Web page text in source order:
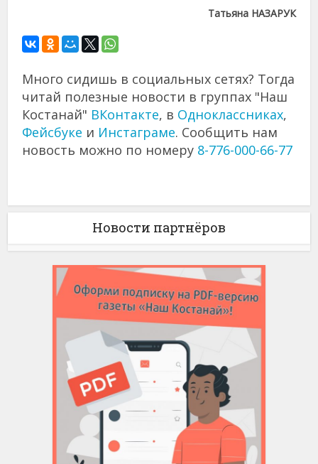
Татьяна НАЗАРУК
Много сидишь в социальных сетях? Тогда
читай полезные новости в группах "Наш
Костанай" ВКонтакте, в Одноклассниках,
Фейсбуке и Инстаграме. Сообщить нам
новость можно по номеру 8-776-000-66-77
Новости партнёров